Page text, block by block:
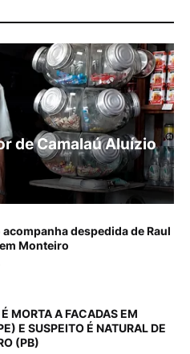
de Camalaú Aluízio
despedida de Raul
Monteiro
MORTA A FACADAS EM
E SUSPEITO É NATURAL DE
(PB)